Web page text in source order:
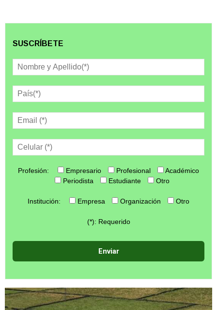
SUSCRÍBETE
Profesión: Empresario Profesional
Académico
Periodista
Estudiante Otro
Institución: Empresa Organización Otro
(*): Requerido